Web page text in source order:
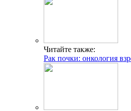
Читайте также:
Рак почки: онкология